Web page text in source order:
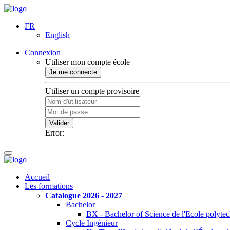
FR
English
Connexion
Utiliser mon compte école
Je me connecte
Utiliser un compte provisoire
Valider
Error:
Accueil
Les formations
Catalogue 2026 - 2027
Bachelor
BX - Bachelor of Science de l'Ecole
Cycle Ingénieur